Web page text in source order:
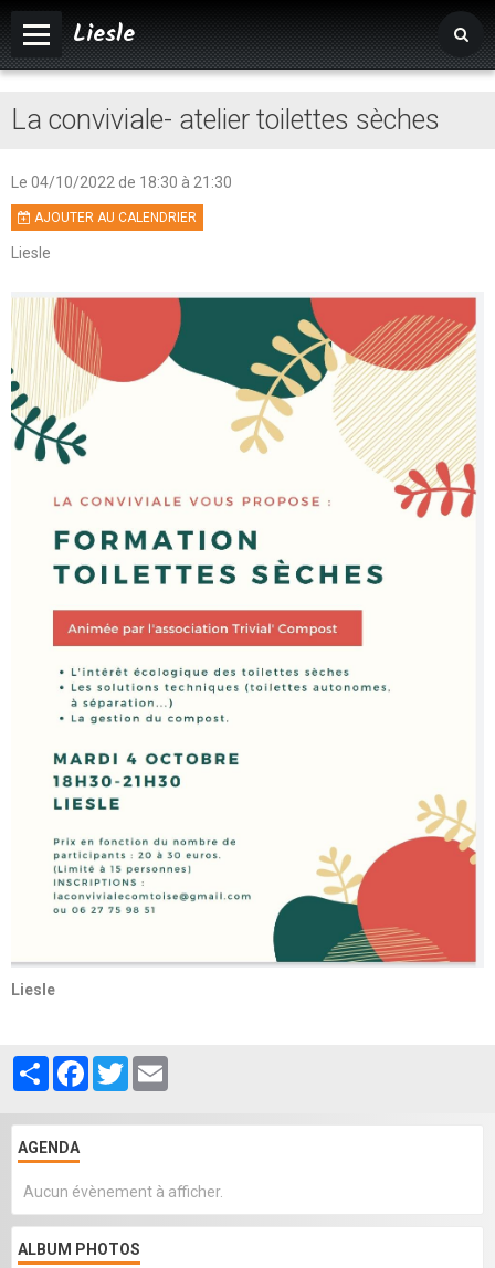
Liesle
Vivre à Liesle
Vie associative
Agenda
Album photos
La conviviale- atelier toilettes sèches
Le 04/10/2022 de 18:30 à 21:30
AJOUTER AU CALENDRIER
Liesle
Liesle
PartagerFacebook
Twitter
AGENDA
Aucun évènement à afficher.
ALBUM PHOTOS